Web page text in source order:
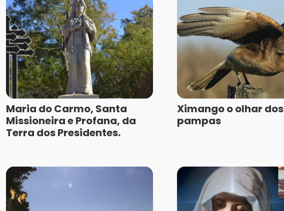
Maria do Carmo, Santa
Missioneira e Profana, da
Terra dos Presidentes.
Ximango o olhar dos
pampas